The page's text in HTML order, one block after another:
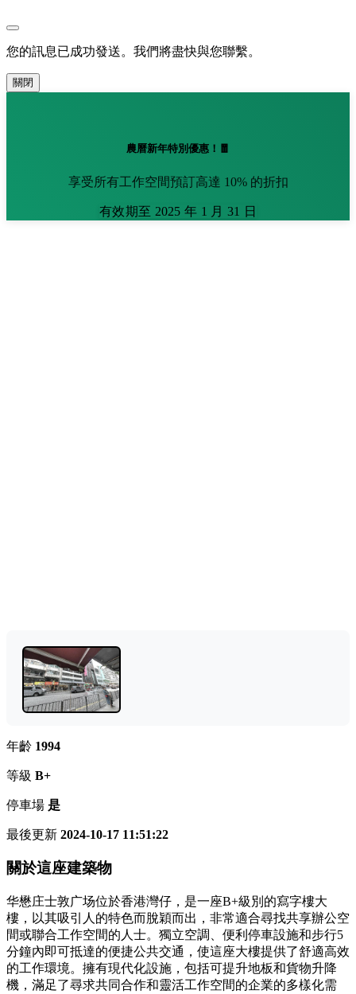
您的訊息已成功發送。我們將盡快與您聯繫。
關閉
農曆新年特別優惠！🧧
享受所有工作空間預訂高達 10% 的折扣
有效期至 2025 年 1 月 31 日
年齡 1994
等級 B+
停車場 是
最後更新 2024-10-17 11:51:22
關於這座建築物
华懋庄士敦广场位於香港灣仔，是一座B+級別的寫字樓大
樓，以其吸引人的特色而脫穎而出，非常適合尋找共享辦公空
間或聯合工作空間的人士。獨立空調、便利停車設施和步行5
分鐘內即可抵達的便捷公共交通，使這座大樓提供了舒適高效
的工作環境。擁有現代化設施，包括可提升地板和貨物升降
機，滿足了尋求共同合作和靈活工作空間的企業的多樣化需